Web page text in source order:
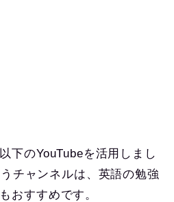
下のYouTubeを活用しまし
チャンネルは、英語の勉強
おすすめです。